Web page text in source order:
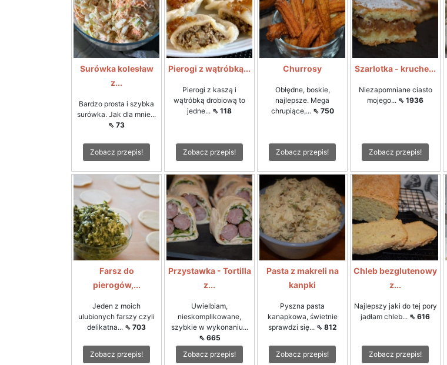
Surówka kolesław
z...
Bardzo prosta i szybka
surówka. Jak dla mnie...
⇖ 73
Zobacz przepis!
Pierogi z wątróbką...
Pierogi z kaszą i
wątróbką drobiową to
jedne... ⇖ 118
Zobacz przepis!
Churrosy
Obłędne, boskie,
najlepsze. Mega
chrupiące,... ⇖ 750
Zobacz przepis!
Szarlotka - kruche...
Niezapomniane ciasto
mojego... ⇖ 1936
Zobacz przepis!
Farsz do
pierogów,...
Jeden z moich
ulubionych farszy czyli
delikatna... ⇖ 703
Zobacz przepis!
Przystawka - Tortilla
z...
Uwielbiam,
nieskomplikowane,
szybkie w wykonaniu...
⇖ 665
Zobacz przepis!
Pasta z makreli na
kanpki
Pyszna pasta
kanapkowa, świetnie
sprawdzi się... ⇖ 812
Zobacz przepis!
Chleb bezglutenowy
z...
Najlepszy jaki do tej pory
jadłam chleb... ⇖ 616
Zobacz przepis!